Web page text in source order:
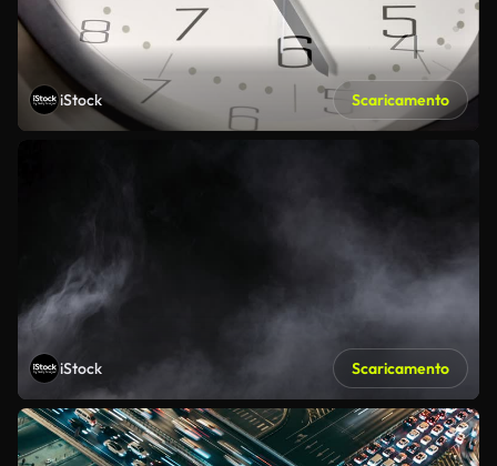
iStock Scaricamento
iStock Scaricamento